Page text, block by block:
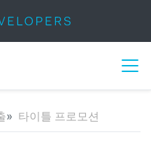
타이틀 프로모션